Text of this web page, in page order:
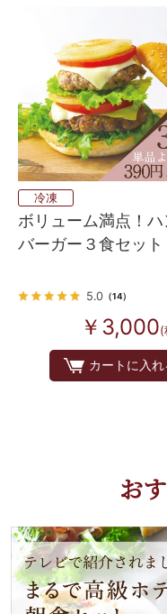
冷凍
ボリューム満点！ハ
バーガー３食セット
5.0（14）
￥3,000(
カートに入れ
お